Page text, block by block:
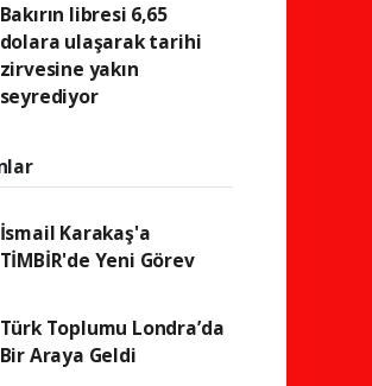
Bakırın libresi 6,65
dolara ulaşarak tarihi
zirvesine yakın
seyrediyor
İsmail Karakaş'a
TİMBİR'de Yeni Görev
Türk Toplumu Londra’da
Bir Araya Geldi